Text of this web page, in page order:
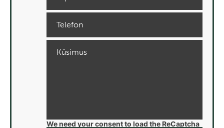
We need your consent to load the ReCaptcha